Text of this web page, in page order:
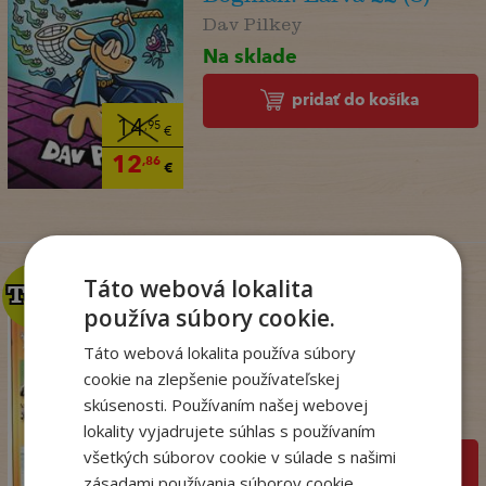
14,95€
12,86€
Dav Pilkey
Na sklade
pridať do košíka
TOP
TOP
Zo sveta zvierat
. kolektív
Na sklade
pridať do košíka
Táto webová lokalita
používa súbory cookie.
Táto webová lokalita používa súbory
cookie na zlepšenie používateľskej
skúsenosti. Používaním našej webovej
lokality vyjadrujete súhlas s používaním
všetkých súborov cookie v súlade s našimi